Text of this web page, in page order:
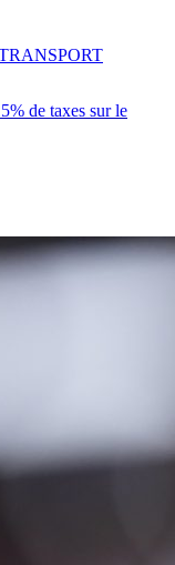
de taxes sur le